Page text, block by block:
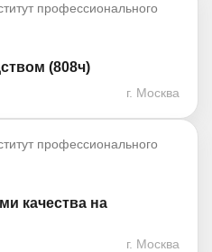
профессионального
(808ч)
г. Москва
профессионального
качества на
г. Москва